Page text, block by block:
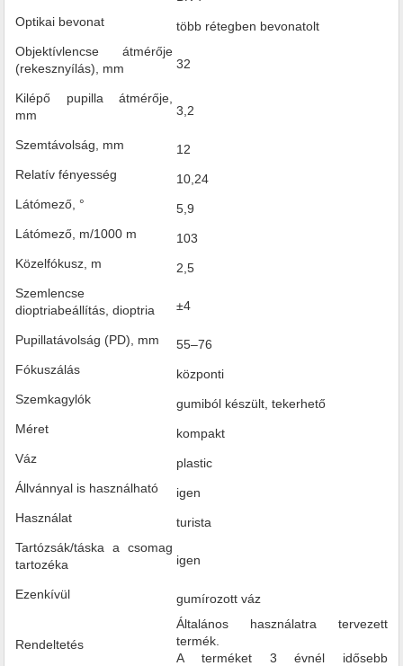
Optikai bevonat
több rétegben bevonatolt
Objektívlencse átmérője
(rekesznyílás), mm
32
Kilépő pupilla átmérője,
mm
3,2
Szemtávolság, mm
12
Relatív fényesség
10,24
Látómező, °
5,9
Látómező, m/1000 m
103
Közelfókusz, m
2,5
Szemlencse
dioptriabeállítás, dioptria
±4
Pupillatávolság (PD), mm
55–76
Fókuszálás
központi
Szemkagylók
gumiból készült, tekerhető
Méret
kompakt
Váz
plastic
Állvánnyal is használható
igen
Használat
turista
Tartózsák/táska a csomag
tartozéka
igen
Ezenkívül gumírozott váz
Rendeltetés
Általános használatra tervezett
termék.
A terméket 3 évnél idősebb